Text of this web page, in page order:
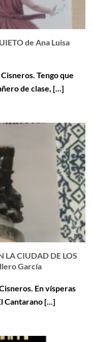
de Ana Luisa
Tengo que
de clase, [...]
LA CIUDAD DE LOS
García
En vísperas
Cantarano [...]